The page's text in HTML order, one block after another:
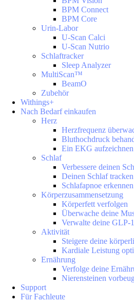
BPM Connect
BPM Core
Urin-Labor
U-Scan Calci
U-Scan Nutrio
Schlaftracker
Sleep Analyzer
MultiScan™
BeamO
Zubehör
Withings+
Nach Bedarf einkaufen
Herz
Herzfrequenz
Bluthochdruck
Ein EKG aufzeichnen
Schlaf
Verbessere deinen
Deinen Schlaf tracken
Schlafapnoe erkennen
Körperzusammensetzung
Körperfett verfolgen
Überwache deine
Verwalte deine GLP-
Aktivität
Steigere deine
Kardiale Leistung
Ernährung
Verfolge deine
Nierensteinen
Support
Für Fachleute